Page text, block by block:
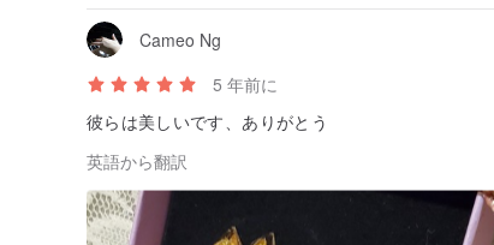
Cameo Ng
5 年前に
彼らは美しいです、ありがとう
英語から翻訳